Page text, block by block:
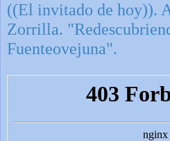
((El invitado de hoy)).
Zorrilla.
Fuenteovejuna".